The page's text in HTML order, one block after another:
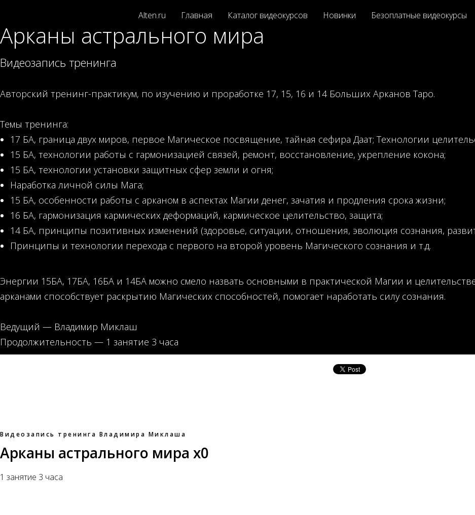
Alten.ru Главная Каталог видеокурсов Новинки Безоплатные видеокурсы
Арканы астрального мира
Видеозапись тренинга
Авторский тренинг-практикум, по изучению и проработке 17, 15, 16 и 14 Больших Арканов Таро.
Темы тренинга:
17 БА, граница двух миров, первое Магическое посвящение, тайная сефира Даат; Технологии
15 БА, технологии работы с гармонизацией связей, ремонт, восстановление, укрепление кокона;
15 БА, технологии установки защитных сфер земли и огня;
Наработка личной силы Мага;
15 БА, особенности работы с арканом в аспектах Магии денег, зачатия и продления срока жизни;
16 БА, гармонизация кармических деформаций, кармическое целительство, защита;
14 БА, принципы позитивных изменений (здоровье, ситуации, отношения, эволюция сознания,
Принципы и технологии перехода с первого на второй уровень Магического сознания и т.д.
Энергии 15БА, 17БА, 16БА и 14БА можно смело назвать основными в практической Магии и
арканами способствует раскрытию Магических способностей, помогает наработать силу сознания.
Ведущий — Владимир Миклаш
Продолжительность — 1 занятие 3 часа
Видеозапись тренинга Владимира Миклаша
Арканы астрального мира х0
1 занятие 3 часа